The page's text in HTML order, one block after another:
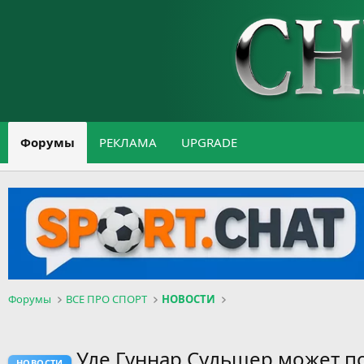
Форумы РЕКЛАМА UPGRADE
Форумы ВСЕ ПРО СПОРТ НОВОСТИ